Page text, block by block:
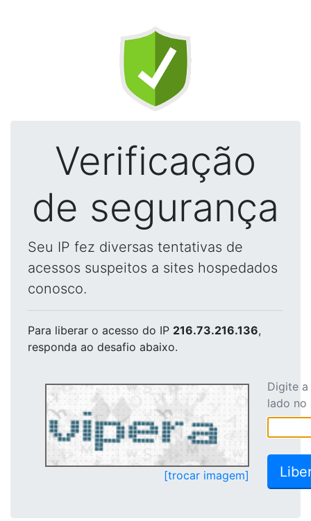
Verificação
de segurança
Seu IP fez diversas tentativas de
acessos suspeitos a sites hospedados
conosco.
Para liberar o acesso do IP 216.73.216.136,
responda ao desafio abaixo.
[trocar imagem]
Digite
lado no